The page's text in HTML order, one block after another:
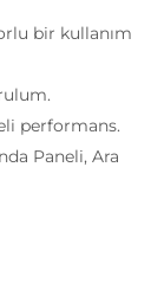
bir kullanım
performans.
Paneli, Ara